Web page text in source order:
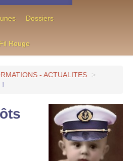
Dossiers
Fil Rouge
- ACTUALITES
>
!